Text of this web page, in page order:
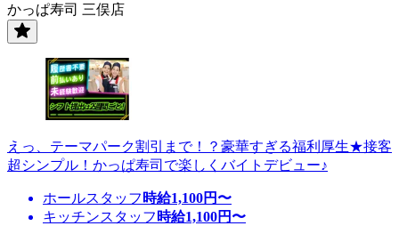
かっぱ寿司 三俣店
えっ、テーマパーク割引まで！？豪華すぎる福利厚生★接客
超シンプル！かっぱ寿司で楽しくバイトデビュー♪
ホールスタッフ 時給1,100円〜
キッチンスタッフ 時給1,100円〜